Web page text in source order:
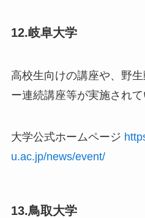
12.岐阜大学
高校生向けの講座や、野
ー連続講座等が実施されて
大学公式ホームページ
u.ac.jp/news/event/
13.鳥取大学